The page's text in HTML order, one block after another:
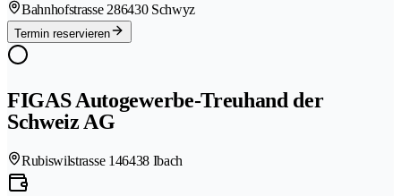
Bahnhofstrasse 286430 Schwyz
Termin reservieren
FIGAS Autogewerbe-Treuhand der
Schweiz AG
Rubiswilstrasse 146438 Ibach